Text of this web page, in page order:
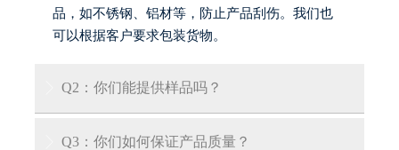
品，如不锈钢、铝材等，防止产品刮伤。我们也
可以根据客户要求包装货物。
Q2：你们能提供样品吗？
答：是的，我们可以提供免费样品，但客户需承
Q3：你们如何保证产品质量？